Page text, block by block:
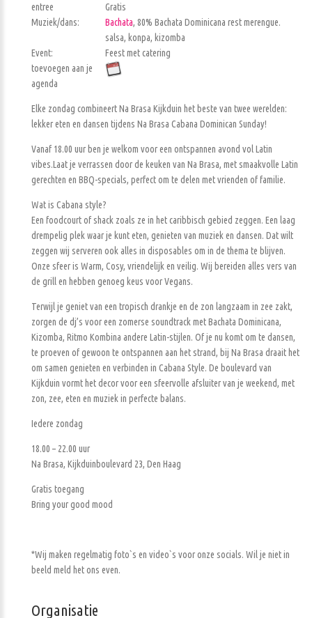
entree
Gratis
Muziek/dans:
Bachata, 80% Bachata Dominicana rest merengue.
salsa, konpa, kizomba
Event:
Feest met catering
toevoegen aan je
agenda
Elke zondag combineert Na Brasa Kijkduin het beste van twee werelden:
lekker eten en dansen tijdens Na Brasa Cabana Dominican Sunday!
Vanaf 18.00 uur ben je welkom voor een ontspannen avond vol Latin
vibes.Laat je verrassen door de keuken van Na Brasa, met smaakvolle Latin
gerechten en BBQ-specials, perfect om te delen met vrienden of familie.
Wat is Cabana style?
Een foodcourt of shack zoals ze in het caribbisch gebied zeggen. Een laag
drempelig plek waar je kunt eten, genieten van muziek en dansen. Dat wilt
zeggen wij serveren ook alles in disposables om in de thema te blijven.
Onze sfeer is Warm, Cosy, vriendelijk en veilig. Wij bereiden alles vers van
de grill en hebben genoeg keus voor Vegans.
Terwijl je geniet van een tropisch drankje en de zon langzaam in zee zakt,
zorgen de dj’s voor een zomerse soundtrack met Bachata Dominicana,
Kizomba, Ritmo Kombina andere Latin-stijlen. Of je nu komt om te dansen,
te proeven of gewoon te ontspannen aan het strand, bij Na Brasa draait het
om samen genieten en verbinden in Cabana Style. De boulevard van
Kijkduin vormt het decor voor een sfeervolle afsluiter van je weekend, met
zon, zee, eten en muziek in perfecte balans.
Iedere zondag
18.00 – 22.00 uur
Na Brasa, Kijkduinboulevard 23, Den Haag
Gratis toegang
Bring your good mood
*Wij maken regelmatig foto`s en video`s voor onze socials. Wil je niet in
beeld meld het ons even.
Organisatie